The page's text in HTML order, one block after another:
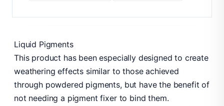
Liquid Pigments
This product has been especially designed to create
weathering effects similar to those achieved
through powdered pigments, but have the benefit of
not needing a pigment fixer to bind them.